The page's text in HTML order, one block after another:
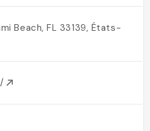
Beach, FL 33139, États-